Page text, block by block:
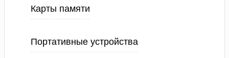
Карты памяти
Портативные устройства